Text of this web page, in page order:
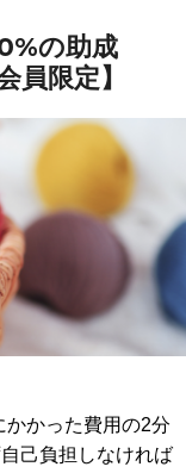
の助成
員限定】
かった費用の2分
己負担しなければ